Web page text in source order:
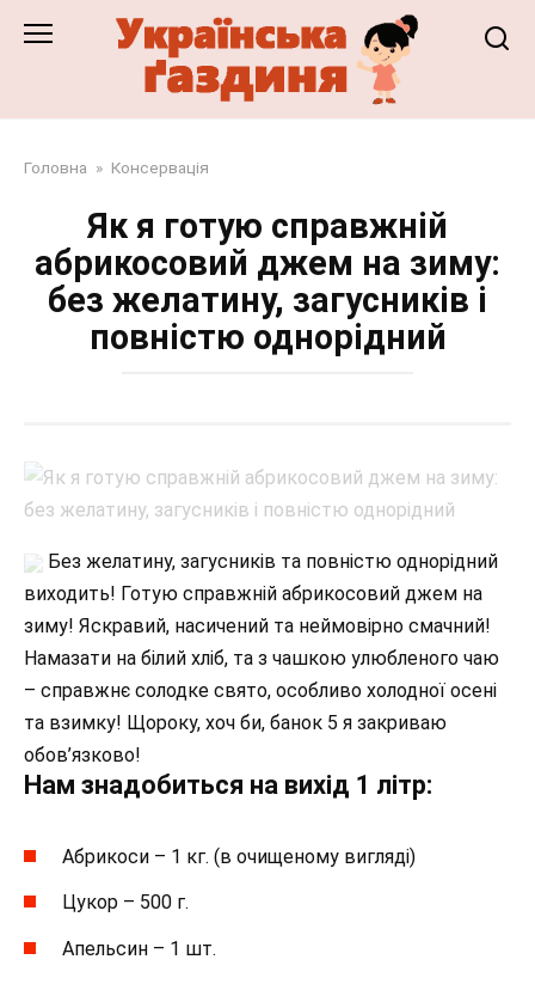
Головна » Консервація
Як я готую справжній
абрикосовий джем на зиму:
без желатину, загусників і
повністю однорідний
Без желатину, загусників та повністю однорідний
виходить! Готую справжній абрикосовий джем на
зиму! Яскравий, насичений та неймовірно смачний!
Намазати на білий хліб, та з чашкою улюбленого чаю
– справжнє солодке свято, особливо холодної осені
та взимку! Щороку, хоч би, банок 5 я закриваю
обов’язково!
Нам знадобиться на вихід 1 літр:
Абрикоси – 1 кг. (в очищеному вигляді)
Цукор – 500 г.
Апельсин – 1 шт.